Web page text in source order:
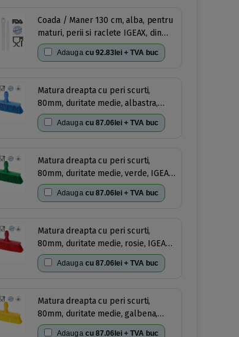
certificata HACCP, FDA
Coada / Maner 130 cm, alba, pentru
maturi, perii si raclete IGEAX, din
plastic si fibra de sticla, -20°C/100
°C, autoclavare 121 °C pentru
Adaugacu92.83lei + TVA buc
Matura dreapta cu peri scurti,
80mm, duritate medie, albastra,
IGEAX 1031, termorezistenta,
auclavare 121°C, pentru industria
Adaugacu87.06lei + TVA buc
Matura dreapta cu peri scurti,
80mm, duritate medie, verde, IGEAX
1031, termorezistenta, auclavare
121°C, pentru industria alimentara,
Adaugacu87.06lei + TVA buc
Matura dreapta cu peri scurti,
80mm, duritate medie, rosie, IGEAX
1031, termorezistenta, auclavare
121°C, pentru industria alimentara,
Adaugacu87.06lei + TVA buc
Matura dreapta cu peri scurti,
80mm, duritate medie, galbena,
IGEAX 1031, termorezistenta,
Adaugacu87.06lei + TVA buc